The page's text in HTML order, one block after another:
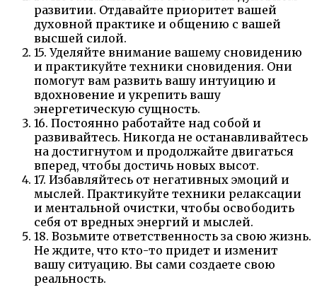
развитии. Отдавайте приоритет вашей
духовной практике и общению с вашей
высшей силой.
15. Уделяйте внимание вашему сновидению
и практикуйте техники сновидения. Они
помогут вам развить вашу интуицию и
вдохновение и укрепить вашу
энергетическую сущность.
16. Постоянно работайте над собой и
развивайтесь. Никогда не останавливайтесь
на достигнутом и продолжайте двигаться
вперед, чтобы достичь новых высот.
17. Избавляйтесь от негативных эмоций и
мыслей. Практикуйте техники релаксации
и ментальной очистки, чтобы освободить
себя от вредных энергий и мыслей.
18. Возьмите ответственность за свою жизнь.
Не ждите, что кто-то придет и изменит
вашу ситуацию. Вы сами создаете свою
реальность.